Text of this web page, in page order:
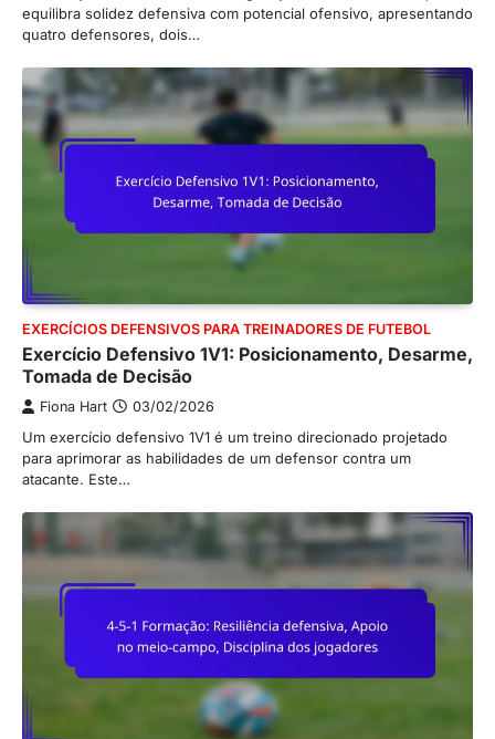
equilibra solidez defensiva com potencial ofensivo, apresentando
quatro defensores, dois…
EXERCÍCIOS DEFENSIVOS PARA TREINADORES DE FUTEBOL
Exercício Defensivo 1V1: Posicionamento, Desarme,
Tomada de Decisão
Fiona Hart 03/02/2026
Um exercício defensivo 1V1 é um treino direcionado projetado
para aprimorar as habilidades de um defensor contra um
atacante. Este…